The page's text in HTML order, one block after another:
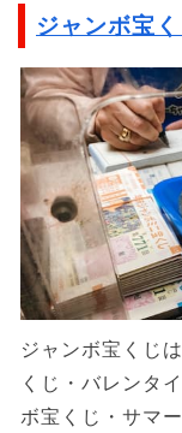
ジャンボ宝
ジャンボ宝くじ
くじ・バレンタ
ボ宝くじ・サマ